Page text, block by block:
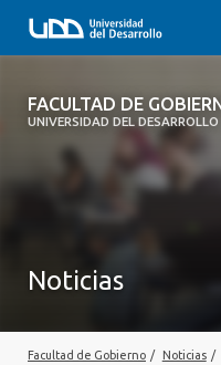
FACULTAD DE
UNIVERSIDAD DEL DESARROLLO
FACULTAD DE
EXTENSIÓN
Noticias
Facultad de Gobierno / Noticias /